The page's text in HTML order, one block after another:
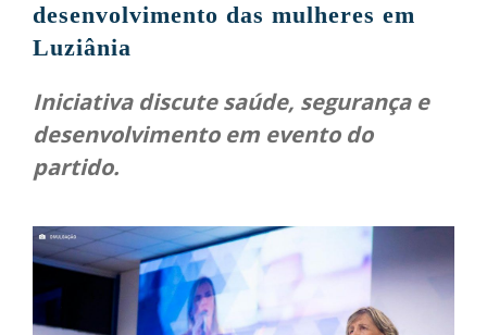
desenvolvimento das mulheres em
Luziânia
Iniciativa discute saúde, segurança e
desenvolvimento em evento do
partido.